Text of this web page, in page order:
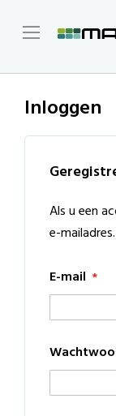
Inloggen
Als u een
e-mailadres.
E-mail